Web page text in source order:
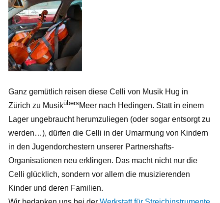
Ganz gemütlich reisen diese Celli von Musik Hug in
Zürich zu Musikübers Meer nach Hedingen. Statt in einem
Lager ungebraucht herumzuliegen (oder sogar entsorgt zu
werden…), dürfen die Celli in der Umarmung von Kindern
in den Jugendorchestern unserer Partnershafts-
Organisationen neu erklingen. Das macht nicht nur die
Celli glücklich, sondern vor allem die musizierenden
Kinder und deren Familien.